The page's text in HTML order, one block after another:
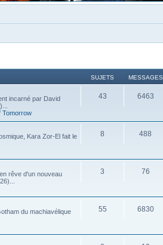
SUJETS MESSAGES
incarné par David
Tomorrow
43 6463
Kara Zor-El fait le
8 488
rêve d'un nouveau
3 76
du machiavélique
55 6830